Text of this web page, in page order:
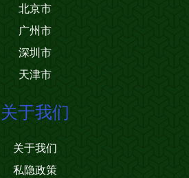
北京市
广州市
深圳市
天津市
关于我们
关于我们
私隐政策